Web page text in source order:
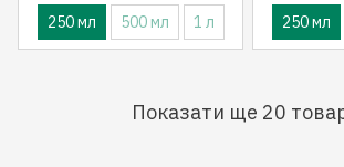
250 мл 500 мл 1 л 250 мл
Показати ще 20